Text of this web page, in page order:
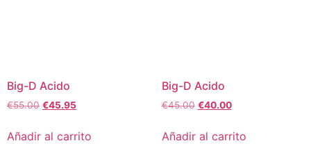
Big-D Acido
€55.00 €45.95
Añadir al carrito
Big-D Acido
€45.00 €40.00
Añadir al carrito